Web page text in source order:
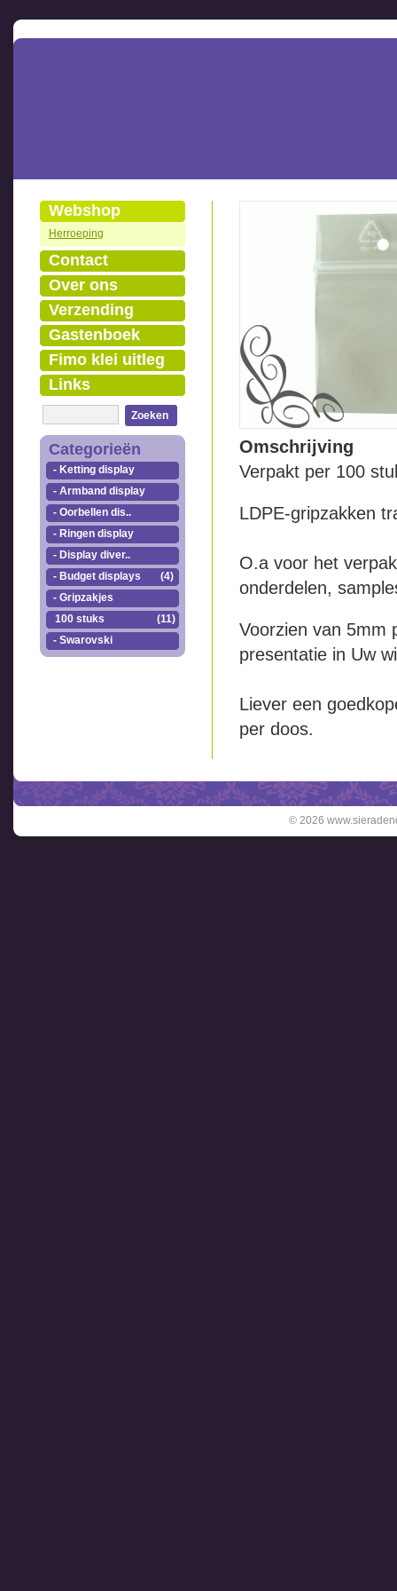
Webshop
Herroeping
Contact
Over ons
Verzending
Gastenboek
Fimo klei uitleg
Links
Zoeken
Categorieën
- Ketting display
- Armband display
- Oorbellen dis..
- Ringen display
- Display diver..
- Budget displays
(4)
- Gripzakjes
100 stuks
(11)
- Swarovski
Omschrijving
Verpakt per 100
LDPE-gripzakken
O.a voor het
onderdelen,
Voorzien van 5mm
presentatie in Uw
Liever een
per doos.
© 2026